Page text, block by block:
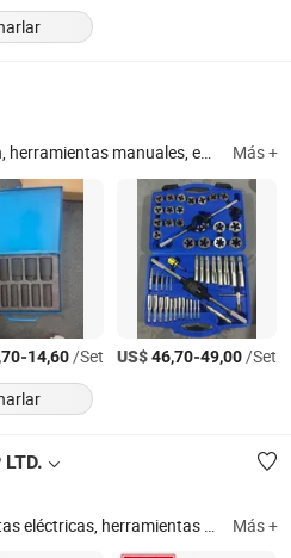
Herramientas de temporización, herramientas manuales, equipo de garaje, gatos hidráulicos, cambiador de neumáticos, elevadores, remachadora, sockets de impacto, brocas, asiento de bead Más +
-14,60/Set US$46,70-49,00/Set
herramientas de banco, herramientas de jardín, herramientas de mano, herramientas automotrices, herramientas para automóviles, herramientas hidráulicas Más +